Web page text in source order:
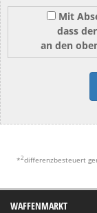
Mit
dass
an den
*2differenzbesteuert
WAFFENMARKT